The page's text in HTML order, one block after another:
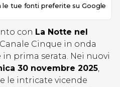
le tue fonti preferite su Google
con La Notte nel
Cinque in onda
prima serata. Nei nuovi
30 novembre 2025,
le intricate vicende